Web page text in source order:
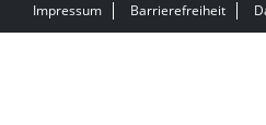
Impressum Barrierefreiheit